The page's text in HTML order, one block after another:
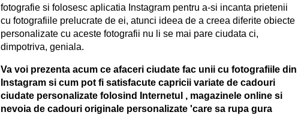
fotografie si folosesc aplicatia Instagram pentru a-si incanta prietenii
cu fotografiile prelucrate de ei, atunci ideea de a creea diferite obiecte
personalizate cu aceste fotografii nu li se mai pare ciudata ci,
dimpotriva, geniala.
Va voi prezenta acum ce afaceri ciudate fac unii cu fotografiile din
Instagram si cum pot fi satisfacute capricii variate de cadouri
ciudate personalizate folosind Internetul , magazinele online si
nevoia de cadouri originale personalizate 'care sa rupa gura